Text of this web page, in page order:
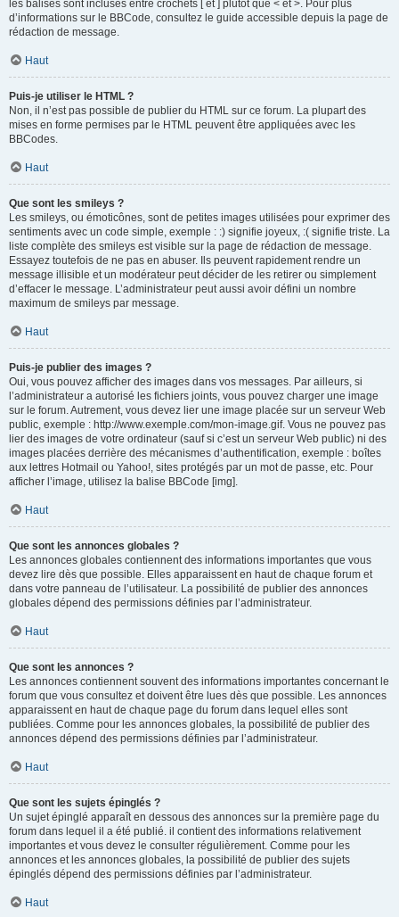
les balises sont incluses entre crochets [ et ] plutôt que < et >. Pour plus
d’informations sur le BBCode, consultez le guide accessible depuis la page de
rédaction de message.
Haut
Puis-je utiliser le HTML ?
Non, il n’est pas possible de publier du HTML sur ce forum. La plupart des
mises en forme permises par le HTML peuvent être appliquées avec les
BBCodes.
Haut
Que sont les smileys ?
Les smileys, ou émoticônes, sont de petites images utilisées pour exprimer des
sentiments avec un code simple, exemple : :) signifie joyeux, :( signifie triste. La
liste complète des smileys est visible sur la page de rédaction de message.
Essayez toutefois de ne pas en abuser. Ils peuvent rapidement rendre un
message illisible et un modérateur peut décider de les retirer ou simplement
d’effacer le message. L’administrateur peut aussi avoir défini un nombre
maximum de smileys par message.
Haut
Puis-je publier des images ?
Oui, vous pouvez afficher des images dans vos messages. Par ailleurs, si
l’administrateur a autorisé les fichiers joints, vous pouvez charger une image
sur le forum. Autrement, vous devez lier une image placée sur un serveur Web
public, exemple : http://www.exemple.com/mon-image.gif. Vous ne pouvez pas
lier des images de votre ordinateur (sauf si c’est un serveur Web public) ni des
images placées derrière des mécanismes d’authentification, exemple : boîtes
aux lettres Hotmail ou Yahoo!, sites protégés par un mot de passe, etc. Pour
afficher l’image, utilisez la balise BBCode [img].
Haut
Que sont les annonces globales ?
Les annonces globales contiennent des informations importantes que vous
devez lire dès que possible. Elles apparaissent en haut de chaque forum et
dans votre panneau de l’utilisateur. La possibilité de publier des annonces
globales dépend des permissions définies par l’administrateur.
Haut
Que sont les annonces ?
Les annonces contiennent souvent des informations importantes concernant le
forum que vous consultez et doivent être lues dès que possible. Les annonces
apparaissent en haut de chaque page du forum dans lequel elles sont
publiées. Comme pour les annonces globales, la possibilité de publier des
annonces dépend des permissions définies par l’administrateur.
Haut
Que sont les sujets épinglés ?
Un sujet épinglé apparaît en dessous des annonces sur la première page du
forum dans lequel il a été publié. il contient des informations relativement
importantes et vous devez le consulter régulièrement. Comme pour les
annonces et les annonces globales, la possibilité de publier des sujets
épinglés dépend des permissions définies par l’administrateur.
Haut